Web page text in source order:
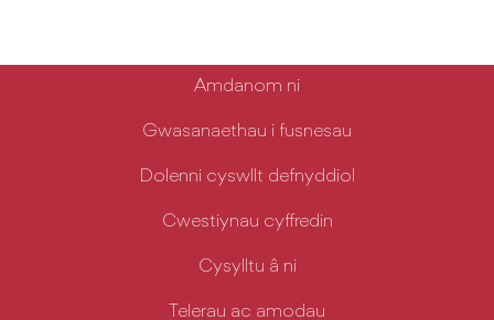
Amdanom ni
Gwasanaethau i fusnesau
Dolenni cyswllt defnyddiol
Cwestiynau cyffredin
Cysylltu â ni
Telerau ac amodau